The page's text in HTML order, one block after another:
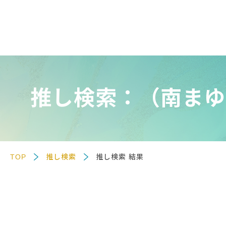
推し検索：（南ま
TOP 推し検索 推し検索 結果